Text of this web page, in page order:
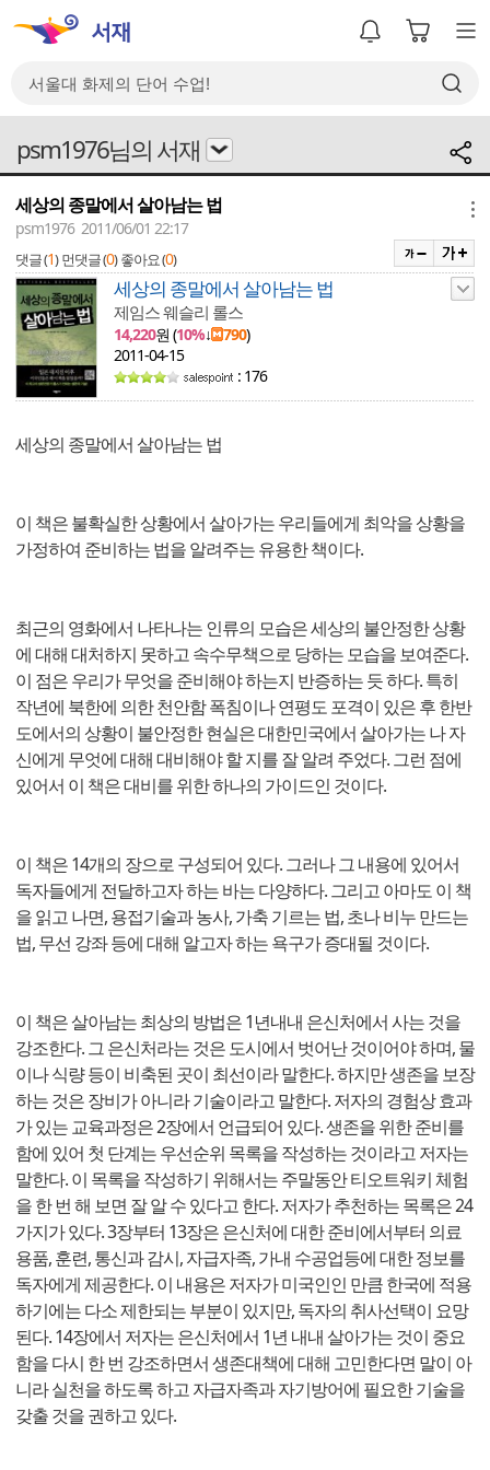
psm1976님의 서재
세상의 종말에서 살아남는 법
psm1976 2011/06/01 22:17
댓글 (1) 먼댓글 (0) 좋아요 (0)
세상의 종말에서 살아남는 법
제임스 웨슬리 롤스
14,220원 (10%↓ 790)
2011-04-15
: 176
세상의 종말에서 살아남는 법
이 책은 불확실한 상황에서 살아가는 우리들에게 최악을 상황을
가정하여 준비하는 법을 알려주는 유용한 책이다.
최근의 영화에서 나타나는 인류의 모습은 세상의 불안정한 상황
에 대해 대처하지 못하고 속수무책으로 당하는 모습을 보여준다.
이 점은 우리가 무엇을 준비해야 하는지 반증하는 듯 하다. 특히
작년에 북한에 의한 천안함 폭침이나 연평도 포격이 있은 후 한반
도에서의 상황이 불안정한 현실은 대한민국에서 살아가는 나 자
신에게 무엇에 대해 대비해야 할 지를 잘 알려 주었다. 그런 점에
있어서 이 책은 대비를 위한 하나의 가이드인 것이다.
이 책은 14개의 장으로 구성되어 있다. 그러나 그 내용에 있어서
독자들에게 전달하고자 하는 바는 다양하다. 그리고 아마도 이 책
을 읽고 나면, 용접기술과 농사, 가축 기르는 법, 초나 비누 만드는
법, 무선 강좌 등에 대해 알고자 하는 욕구가 증대될 것이다.
이 책은 살아남는 최상의 방법은 1년내내 은신처에서 사는 것을
강조한다. 그 은신처라는 것은 도시에서 벗어난 것이어야 하며, 물
이나 식량 등이 비축된 곳이 최선이라 말한다. 하지만 생존을 보장
하는 것은 장비가 아니라 기술이라고 말한다. 저자의 경험상 효과
가 있는 교육과정은 2장에서 언급되어 있다. 생존을 위한 준비를
함에 있어 첫 단계는 우선순위 목록을 작성하는 것이라고 저자는
말한다. 이 목록을 작성하기 위해서는 주말동안 티오트워키 체험
을 한 번 해 보면 잘 알 수 있다고 한다. 저자가 추천하는 목록은 24
가지가 있다. 3장부터 13장은 은신처에 대한 준비에서부터 의료
용품, 훈련, 통신과 감시, 자급자족, 가내 수공업등에 대한 정보를
독자에게 제공한다. 이 내용은 저자가 미국인인 만큼 한국에 적용
하기에는 다소 제한되는 부분이 있지만, 독자의 취사선택이 요망
된다. 14장에서 저자는 은신처에서 1년 내내 살아가는 것이 중요
함을 다시 한 번 강조하면서 생존대책에 대해 고민한다면 말이 아
니라 실천을 하도록 하고 자급자족과 자기방어에 필요한 기술을
갖출 것을 권하고 있다.